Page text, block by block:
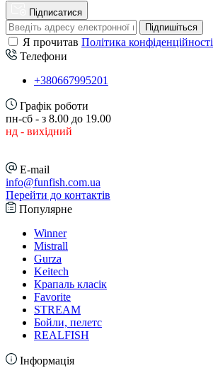
Підписатися
Підпишіться
Я прочитав Політика конфіденційності
Телефони
+380667995201
Графік роботи
пн-сб - з 8.00 до 19.00
нд - вихідний
E-mail
info@funfish.com.ua
Перейти до контактів
Популярне
Winner
Mistrall
Gurza
Keitech
Крапаль класік
Favorite
STREAM
Бойли, пелетс
REALFISH
Інформація